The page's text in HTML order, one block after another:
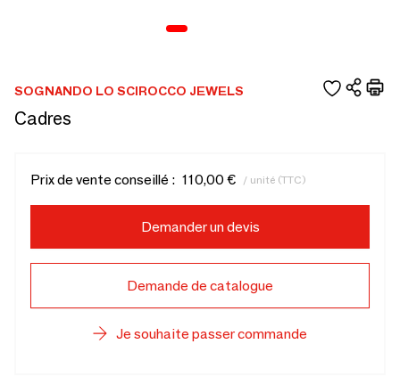
SOGNANDO LO SCIROCCO JEWELS
Cadres
Prix de vente conseillé : 110,00 € / unité (TTC)
Demander un devis
Demande de catalogue
Je souhaite passer commande